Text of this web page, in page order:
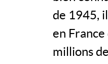
de 1945,
en France
millions